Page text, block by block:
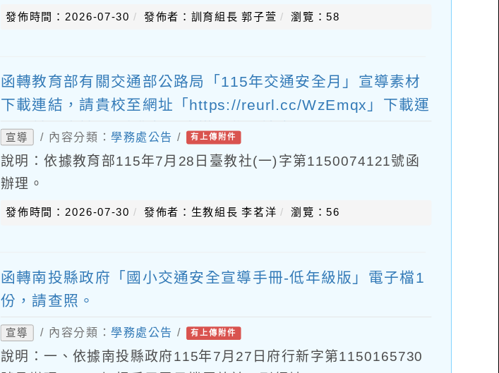
展」活動，藉由發掘及整合地方文化特色，以創意設計導入地方施
發佈時間：2026-07-30 發佈者：訓育組長 郭子萱 瀏覽：58
函轉教育部有關交通部公路局「115年交通安全月」宣導素材
下載連結，請貴校至網址「https://reurl.cc/WzEmqx」下載運
用，並配合於9月強化相關宣導工作，請查照。
宣導 / 內容分類：學務處公告 / 有上傳附件
說明：依據教育部115年7月28日臺教社(一)字第1150074121號函
辦理。
發佈時間：2026-07-30 發佈者：生教組長 李茗洋 瀏覽：56
函轉南投縣政府「國小交通安全宣導手冊-低年級版」電子檔1
份，請查照。
宣導 / 內容分類：學務處公告 / 有上傳附件
說明：一、依據南投縣政府115年7月27日府行新字第1150165730